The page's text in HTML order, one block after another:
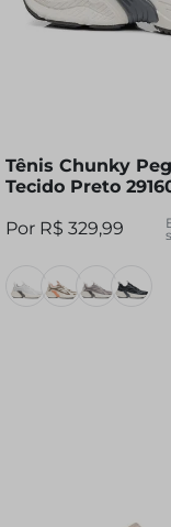
Tênis Chunky
Tecido Preto
R$ 329,99